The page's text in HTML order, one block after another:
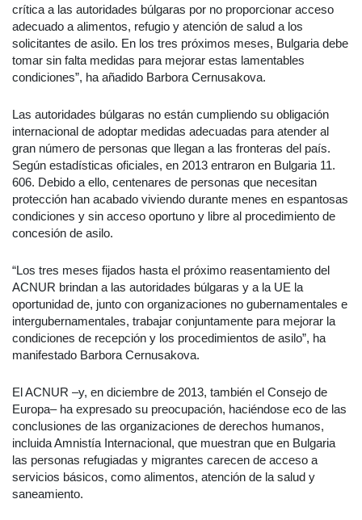
crítica a las autoridades búlgaras por no proporcionar acceso
adecuado a alimentos, refugio y atención de salud a los
solicitantes de asilo. En los tres próximos meses, Bulgaria debe
tomar sin falta medidas para mejorar estas lamentables
condiciones”, ha añadido Barbora Cernusakova.
Las autoridades búlgaras no están cumpliendo su obligación
internacional de adoptar medidas adecuadas para atender al
gran número de personas que llegan a las fronteras del país.
Según estadísticas oficiales, en 2013 entraron en Bulgaria 11.
606. Debido a ello, centenares de personas que necesitan
protección han acabado viviendo durante menes en espantosas
condiciones y sin acceso oportuno y libre al procedimiento de
concesión de asilo.
“Los tres meses fijados hasta el próximo reasentamiento del
ACNUR brindan a las autoridades búlgaras y a la UE la
oportunidad de, junto con organizaciones no gubernamentales e
intergubernamentales, trabajar conjuntamente para mejorar la
condiciones de recepción y los procedimientos de asilo”, ha
manifestado Barbora Cernusakova.
El ACNUR –y, en diciembre de 2013, también el Consejo de
Europa– ha expresado su preocupación, haciéndose eco de las
conclusiones de las organizaciones de derechos humanos,
incluida Amnistía Internacional, que muestran que en Bulgaria
las personas refugiadas y migrantes carecen de acceso a
servicios básicos, como alimentos, atención de la salud y
saneamiento.